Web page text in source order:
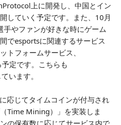
上に開発し、中国とイン
していく予定です。また、10月
手やファンが好きな時にゲーム
でesportsに関連するサービス
トフォームサービス、
定です。こちらも
います。
応じてタイムコインが付与され
Time Mining）」を実装しま
の保有数に応じてサービス内で